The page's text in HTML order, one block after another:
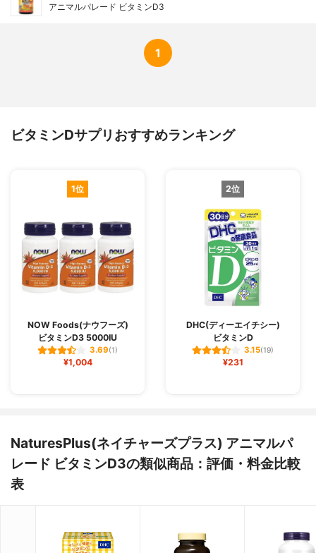
アニマルパレード ビタミンD3
1
ビタミンDサプリおすすめランキング
1位
NOW Foods(ナウフーズ)
ビタミンD3 5000IU
3.69(1)
¥1,004
2位
DHC(ディーエイチシー)
ビタミンD
3.15(19)
¥231
NaturesPlus(ネイチャーズプラス) アニマルパ
レード ビタミンD3の類似商品：評価・料金比較
表